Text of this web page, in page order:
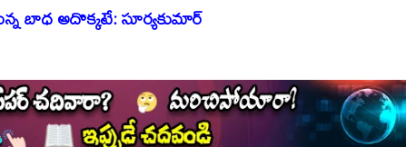
బాధ అదొక్కటే: సూర్యకుమార్